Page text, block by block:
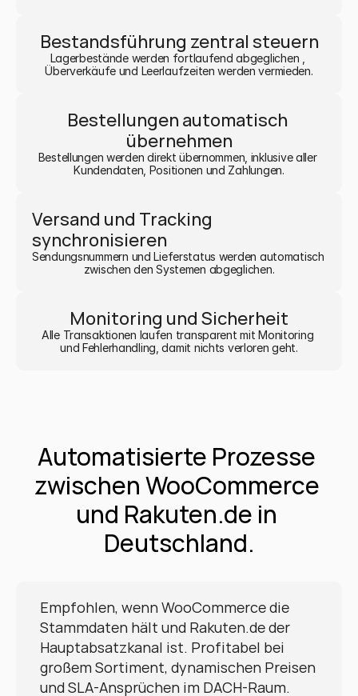
Bestandsführung zentral steuern
Lagerbestände werden fortlaufend abgeglichen ,
Überverkäufe und Leerlaufzeiten werden vermieden.
Bestellungen automatisch
übernehmen
Bestellungen werden direkt übernommen, inklusive aller
Kundendaten, Positionen und Zahlungen.
Versand und Tracking
synchronisieren
Sendungsnummern und Lieferstatus werden automatisch
zwischen den Systemen abgeglichen.
Monitoring und Sicherheit
Alle Transaktionen laufen transparent mit Monitoring
und Fehlerhandling, damit nichts verloren geht.
Automatisierte Prozesse
zwischen WooCommerce
und Rakuten.de in
Deutschland.
Empfohlen, wenn WooCommerce die
Stammdaten hält und Rakuten.de der
Hauptabsatzkanal ist. Profitabel bei
großem Sortiment, dynamischen Preisen
und SLA-Ansprüchen im DACH-Raum.